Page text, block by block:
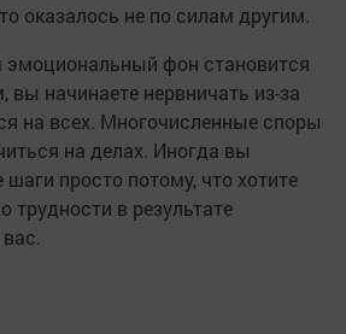
оказалось не по силам другим.
фон становится
начинаете нервничать из-за
на всех. Многочисленные споры
на делах. Иногда вы
просто потому, что хотите
трудности в результате